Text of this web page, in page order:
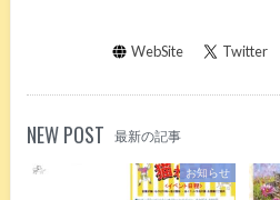
WebSite Twitter
NEW POST 最新の記事
お知らせ